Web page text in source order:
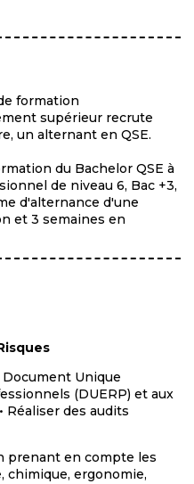
formation
supérieur recrute
un alternant en QSE.
du Bachelor QSE à
de niveau 6, Bac +3,
d'alternance d'une
et 3 semaines en
Document Unique
(DUERP) et aux
Réaliser des audits
prenant en compte les
chimique, ergonomie,